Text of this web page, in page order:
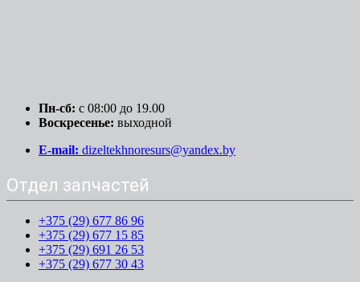
Пн-сб: c 08:00 до 19.00
Воскресенье: выходной
E-mail: dizeltekhnoresurs@yandex.by
Отдел запчастей
+375 (29) 677 86 96
+375 (29) 677 15 85
+375 (29) 691 26 53
+375 (29) 677 30 43